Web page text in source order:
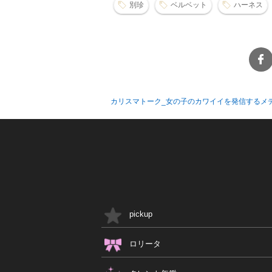
別珍 ベルベット ハーネス
カリスマトーク_女の子のカワイイを発信するメ
pickup
ロリータ